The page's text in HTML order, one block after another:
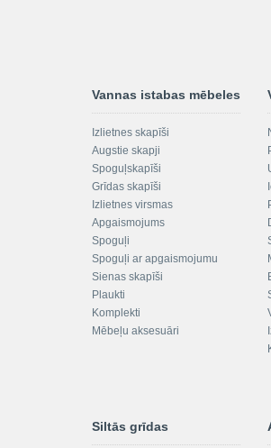
Vannas istabas mēbeles
Izlietnes skapīši
Augstie skapji
Spoguļskapīši
Grīdas skapīši
Izlietnes virsmas
Apgaismojums
Spoguļi
Spoguļi ar apgaismojumu
Sienas skapīši
Plaukti
Komplekti
Mēbeļu aksesuāri
Siltās grīdas